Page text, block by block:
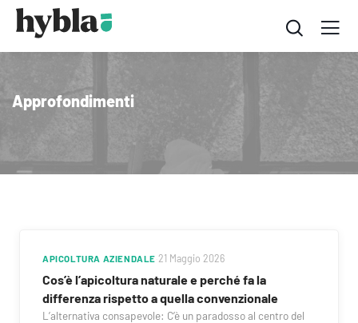
Approfondimenti
APICOLTURA AZIENDALE 21 Maggio 2026
Cos’è l’apicoltura naturale e perché fa la
differenza rispetto a quella convenzionale
L’alternativa consapevole: C’è un paradosso al centro del